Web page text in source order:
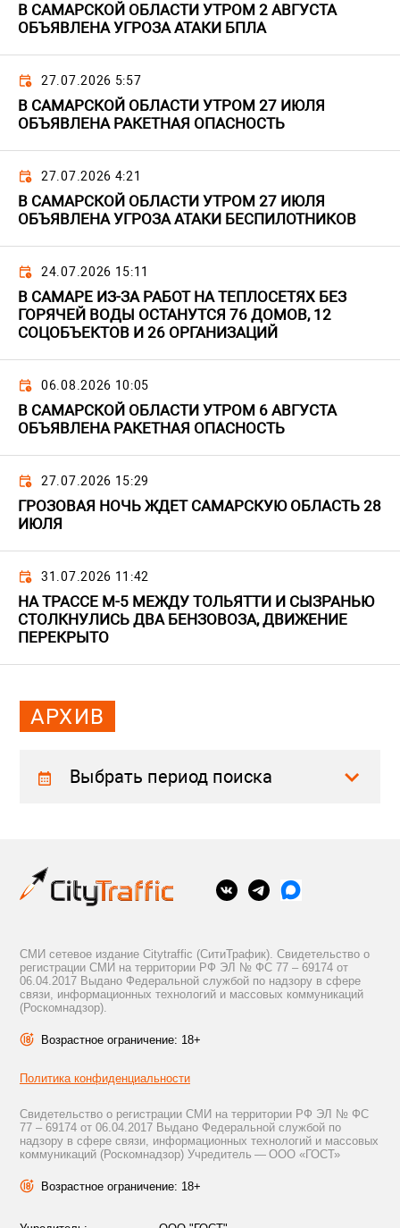
В САМАРСКОЙ ОБЛАСТИ УТРОМ 2 АВГУСТА
ОБЪЯВЛЕНА УГРОЗА АТАКИ БПЛА
27.07.2026 5:57
В САМАРСКОЙ ОБЛАСТИ УТРОМ 27 ИЮЛЯ
ОБЪЯВЛЕНА РАКЕТНАЯ ОПАСНОСТЬ
27.07.2026 4:21
В САМАРСКОЙ ОБЛАСТИ УТРОМ 27 ИЮЛЯ
ОБЪЯВЛЕНА УГРОЗА АТАКИ БЕСПИЛОТНИКОВ
24.07.2026 15:11
В САМАРЕ ИЗ-ЗА РАБОТ НА ТЕПЛОСЕТЯХ БЕЗ
ГОРЯЧЕЙ ВОДЫ ОСТАНУТСЯ 76 ДОМОВ, 12
СОЦОБЪЕКТОВ И 26 ОРГАНИЗАЦИЙ
06.08.2026 10:05
В САМАРСКОЙ ОБЛАСТИ УТРОМ 6 АВГУСТА
ОБЪЯВЛЕНА РАКЕТНАЯ ОПАСНОСТЬ
27.07.2026 15:29
ГРОЗОВАЯ НОЧЬ ЖДЕТ САМАРСКУЮ ОБЛАСТЬ 28
ИЮЛЯ
31.07.2026 11:42
НА ТРАССЕ М-5 МЕЖДУ ТОЛЬЯТТИ И СЫЗРАНЬЮ
СТОЛКНУЛИСЬ ДВА БЕНЗОВОЗА, ДВИЖЕНИЕ
ПЕРЕКРЫТО
АРХИВ
Выбрать период поиска
СМИ сетевое издание Citytraffic (СитиТрафик). Свидетельство о
регистрации СМИ на территории РФ ЭЛ № ФС 77 – 69174 от
06.04.2017 Выдано Федеральной службой по надзору в сфере
связи, информационных технологий и массовых коммуникаций
(Роскомнадзор).
Возрастное ограничение: 18+
Политика конфиденциальности
Свидетельство о регистрации СМИ на территории РФ ЭЛ № ФС
77 – 69174 от 06.04.2017 Выдано Федеральной службой по
надзору в сфере связи, информационных технологий и массовых
коммуникаций (Роскомнадзор) Учредитель — ООО «ГОСТ»
Возрастное ограничение: 18+